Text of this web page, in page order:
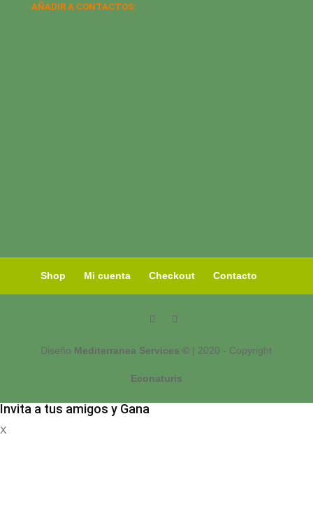
AÑADIR A CONTACTOS:
Shop Mi cuenta Checkout Contacto
Diseño Mediterranea Services © | 2020 - Copyright
Econaturis
Invita a tus amigos y Gana
X